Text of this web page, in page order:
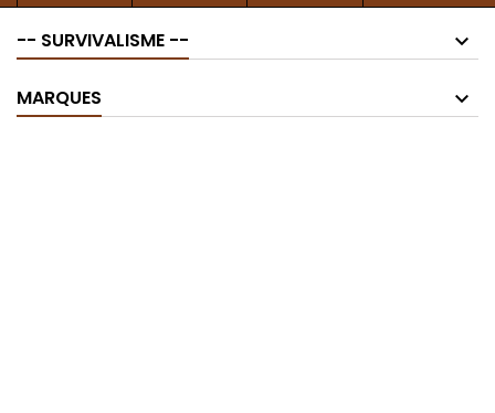
-- SURVIVALISME --
MARQUES